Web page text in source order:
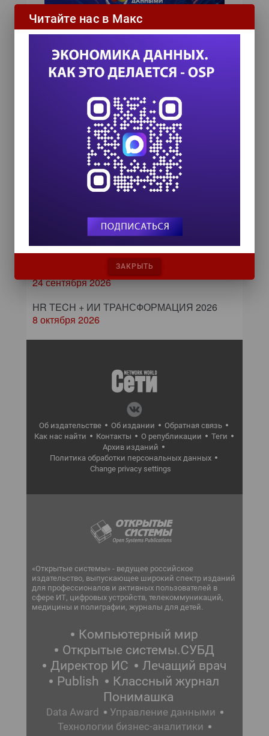
ИТ-календарь
III Международный технологический конгресс
8 сентября 2026
TEAM LEAD TODAY 2026
Форум ProcessTech
18 сентября 2026
Управление данными 2026
24 сентября 2026
HR TECH + ИИ ТРАНСФОРМАЦИЯ 2026
8 октября 2026
Об издательстве Об издании
Обратная связь
Как нас найти
Контакты О републикации
Теги
Архив изданий
Политика обработки персональных данных
Change privacy settings
«Открытые системы» - ведущее российское
издательство, выпускающее широкий спектр изданий
для профессионалов и активных пользователей в
сфере ИТ, цифровых устройств, телекоммуникаций,
медицины и полиграфии, журналы для детей.
Компьютерный мир
Открытые системы.СУБД
Директор ИС
Лечащий врач
Publish
Классный журнал
Понимашка
Data Award
Управление данными
Технологии бизнес-аналитики
Читайте нас в Макс
ЗАКРЫТЬ